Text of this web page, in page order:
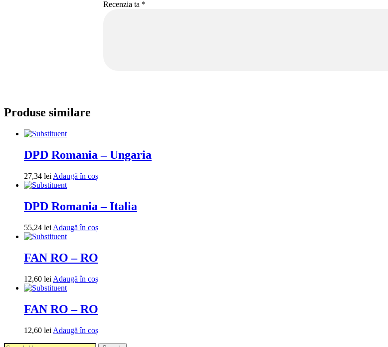
Recenzia ta *
Produse similare
DPD Romania – Ungaria
27,34 lei Adaugă în coș
DPD Romania – Italia
55,24 lei Adaugă în coș
FAN RO – RO
12,60 lei Adaugă în coș
FAN RO – RO
12,60 lei Adaugă în coș